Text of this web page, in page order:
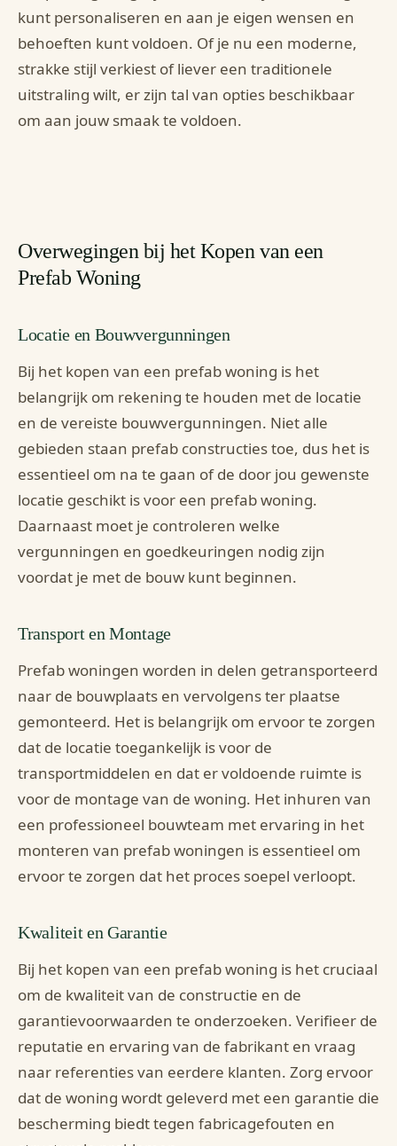
kunt personaliseren en aan je eigen wensen en
behoeften kunt voldoen. Of je nu een moderne,
strakke stijl verkiest of liever een traditionele
uitstraling wilt, er zijn tal van opties beschikbaar
om aan jouw smaak te voldoen.
Overwegingen bij het Kopen van een
Prefab Woning
Locatie en Bouwvergunningen
Bij het kopen van een prefab woning is het
belangrijk om rekening te houden met de locatie
en de vereiste bouwvergunningen. Niet alle
gebieden staan prefab constructies toe, dus het is
essentieel om na te gaan of de door jou gewenste
locatie geschikt is voor een prefab woning.
Daarnaast moet je controleren welke
vergunningen en goedkeuringen nodig zijn
voordat je met de bouw kunt beginnen.
Transport en Montage
Prefab woningen worden in delen getransporteerd
naar de bouwplaats en vervolgens ter plaatse
gemonteerd. Het is belangrijk om ervoor te zorgen
dat de locatie toegankelijk is voor de
transportmiddelen en dat er voldoende ruimte is
voor de montage van de woning. Het inhuren van
een professioneel bouwteam met ervaring in het
monteren van prefab woningen is essentieel om
ervoor te zorgen dat het proces soepel verloopt.
Kwaliteit en Garantie
Bij het kopen van een prefab woning is het cruciaal
om de kwaliteit van de constructie en de
garantievoorwaarden te onderzoeken. Verifieer de
reputatie en ervaring van de fabrikant en vraag
naar referenties van eerdere klanten. Zorg ervoor
dat de woning wordt geleverd met een garantie die
bescherming biedt tegen fabricagefouten en